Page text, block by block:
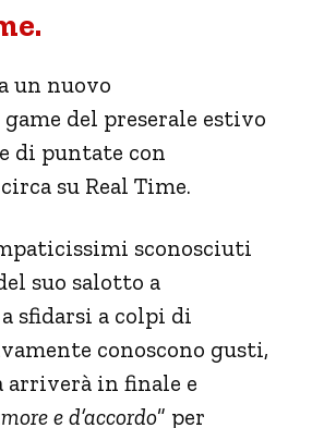
un nuovo
game del preserale estivo
di puntate con
su Real Time.
sconosciuti
suo salotto a
sfidarsi a colpi di
conoscono gusti,
arriverà in finale e
e d’accordo” per